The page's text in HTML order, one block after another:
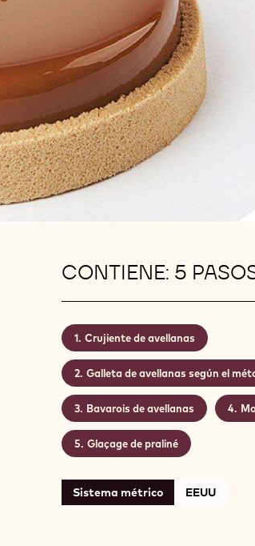
CONTIENE: 5
Crujiente de avellanas
Galleta de avellanas según el
Bavarois de avellanas
Glaçage de praliné
Sistema métrico EEUU